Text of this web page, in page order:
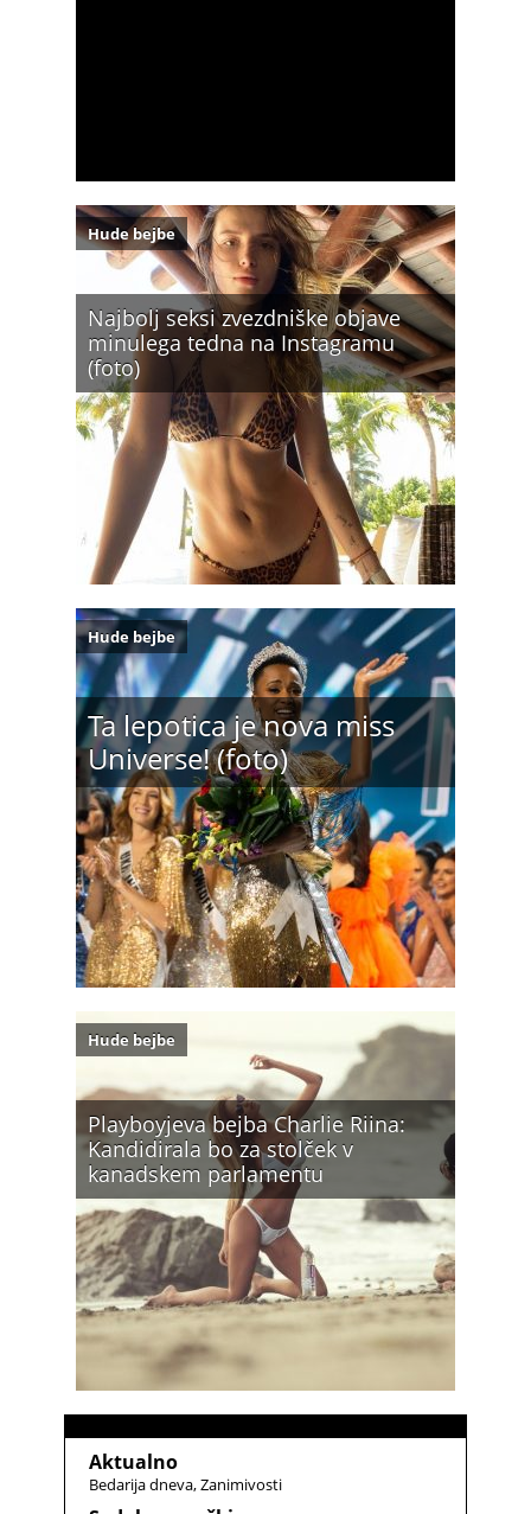
Najbolj seksi zvezdniške objave
minulega tedna na Instagramu
(foto)
Hude bejbe
Ta lepotica je nova miss
Universe! (foto)
Hude bejbe
Playboyjeva bejba Charlie Riina:
Kandidirala bo za stolček v
kanadskem parlamentu
Hude bejbe
Aktualno
Bedarija dneva Zanimivosti